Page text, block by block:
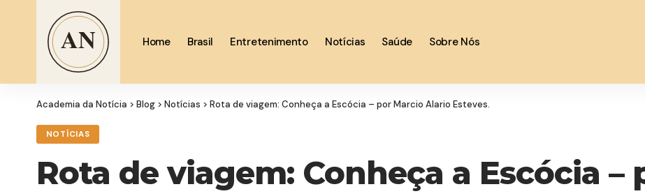
Home Brasil Entretenimento Notícias Saúde Sobre Nós
Academia da Notícia > Blog > Notícias > Rota de viagem: Conheça a Escócia – por Marcio Alario Esteves.
NOTÍCIAS
Rota de viagem: Conheça a Escócia –